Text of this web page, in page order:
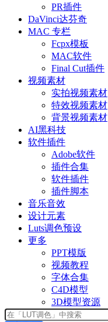
PR插件
DaVinci达芬奇
MAC 专栏
Fcpx模板
MAC软件
Final Cut插件
视频素材
实拍视频素材
特效视频素材
背景视频素材
AI黑科技
软件插件
Adobe软件
插件合集
软件插件
插件脚本
音乐音效
设计元素
Luts调色预设
更多
PPT模版
视频教程
字体合集
C4D模型
3D模型资源